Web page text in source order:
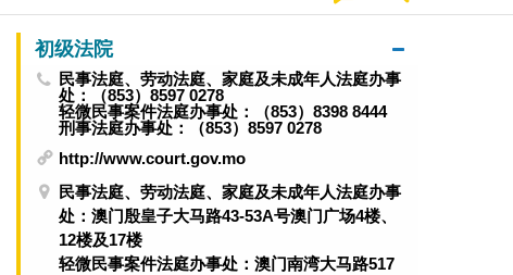
初级法院
民事法庭、劳动法庭、家庭及未成年人法庭办事
处：（853）8597 0278
轻微民事案件法庭办事处：（853）8398 8444
刑事法庭办事处：（853）8597 0278
http://www.court.gov.mo
民事法庭、劳动法庭、家庭及未成年人法庭办事
处：澳门殷皇子大马路43-53A号澳门广场4楼、
12楼及17楼
轻微民事案件法庭办事处：澳门南湾大马路517